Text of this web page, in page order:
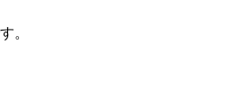
。